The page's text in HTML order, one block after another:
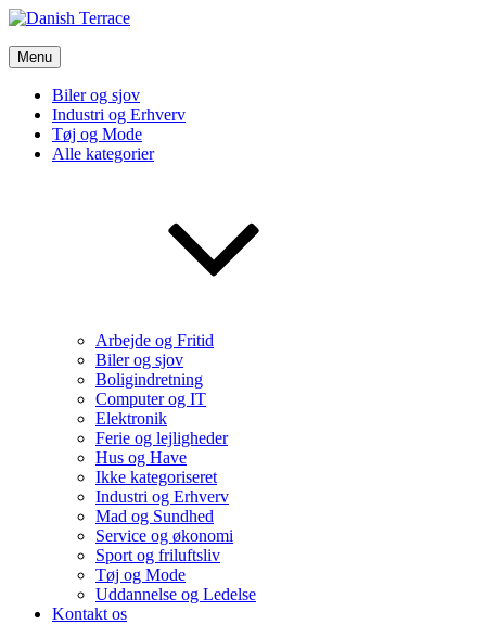
Skip
content
Danish Terrace
Vi bruger de bedste nyheder fra tech verdenen og meget mere
Menu
Biler og sjov
Industri og Erhverv
Tøj og Mode
Alle kategorier
Arbejde og Fritid
Biler og sjov
Boligindretning
Computer og IT
Elektronik
Ferie og lejligheder
Hus og Have
Ikke kategoriseret
Industri og Erhverv
Mad og Sundhed
Service og økonomi
Sport og friluftsliv
Tøj og Mode
Uddannelse og Ledelse
Kontakt os